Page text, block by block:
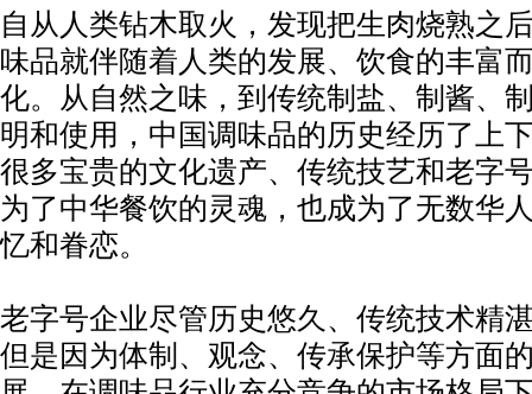
自从人类钻木取火，发现把生肉烧熟之
味品就伴随着人类的发展、饮食的丰富
化。从自然之味，到传统制盐、制酱、
明和使用，中国调味品的历史经历了上
很多宝贵的文化遗产、传统技艺和老字
为了中华餐饮的灵魂，也成为了无数华
忆和眷恋。
老字号企业尽管历史悠久、传统技术精
但是因为体制、观念、传承保护等方面